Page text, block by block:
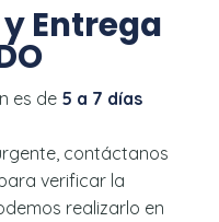
Entrega
es de 5 a 7 días
contáctanos
verificar la
realizarlo en